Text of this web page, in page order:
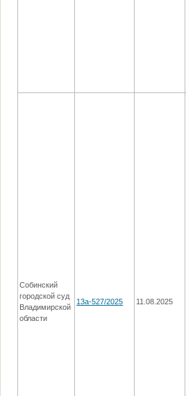
Собинский
городской суд
Владимирской
области
13а-527/2025 11.08.2025